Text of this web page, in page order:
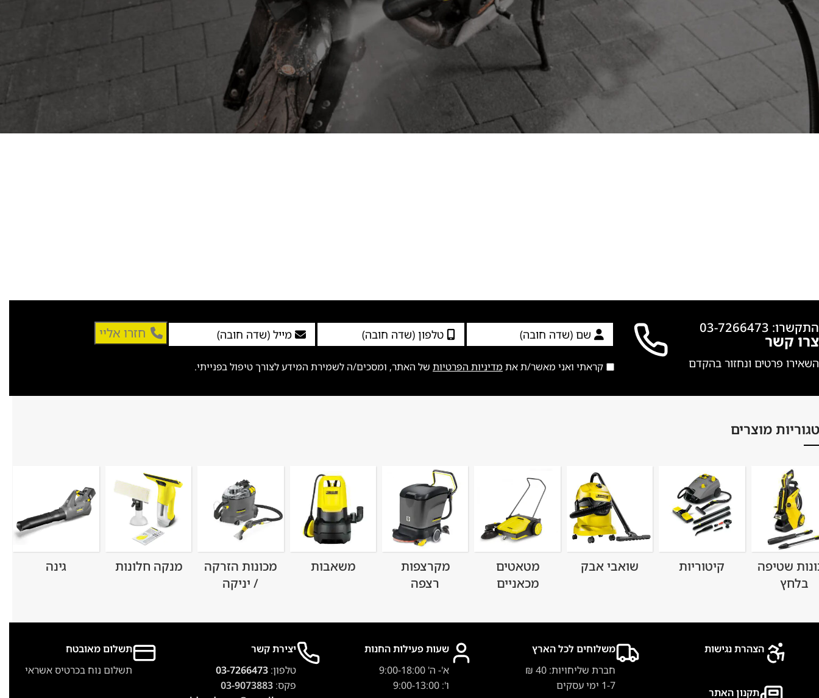
גומיות מגב סיליקון 35/12 BR
חזרו אליי
קראתי ואני מאשר/ת את מדיניות הפרטיות של האתר, ומסכים/ה לשמירת המידע לצורך טיפול בפנייתי.
התקשרו: 03-7266473
צרו קשר
השאירו פרטים ונחזור בהקדם
מוצרים
משאבות
מכונות הזרקה
/ יניקה
מנקה חלונות גינה
שטיפה
בלחץ
קיטוריות שואבי אבק
מטאטים
מכאניים
מקרצפות
רצפה
הצהרת נגישות
תקנון האתר
משלוחים לכל הארץ
חברת שליחויות: 40 ₪
1-7 ימי עסקים
שעות פעילות החנות
א'- ה' 9:00-18:00
ו': 9:00-13:00
יצירת קשר
טלפון:03-7266473
פקס:03-9073883
תשלום מאובטח
תשלום נוח בכרטיס אשראי